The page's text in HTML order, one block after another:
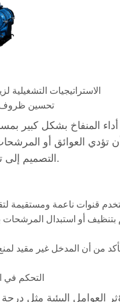
الاستراتيجيات التشغيلية
1. تحسين
أداء المنفاخ بشكل كبير
أن تؤدي العوائق أو
التصميم إلى تقليل إنتاج الضغط.
بتنظيف أو استبدال المرشحات
من أن المدخل غير مقيد
2. التحكم
العوامل البيئية مثل